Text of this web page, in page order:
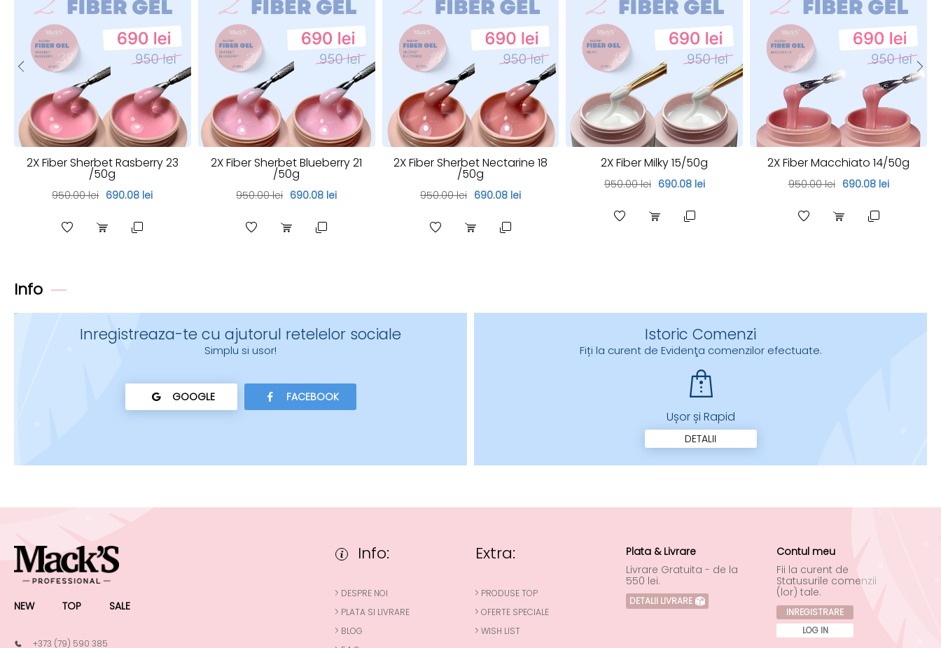
2X Fiber Sherbet Rasberry 23
/50g
950.00 lei 690.08 lei
2X Fiber Sherbet Blueberry 21
/50g
950.00 lei 690.08 lei
2X Fiber Sherbet Nectarine 18
/50g
950.00 lei 690.08 lei
2X Fiber Milky 15/50g
950.00 lei 690.08 lei
2X Fiber Macchiato 14/50g
950.00 lei 690.08 lei
Info
Inregistreaza-te cu ajutorul retelelor sociale
Simplu si usor!
GOOGLE FACEBOOK
Istoric Comenzi
Fiți la curent de Evidenţa comenzilor efectuate.
Ușor și Rapid
DETALII
NEW TOP SALE
+373 (79) 590 385
Info:
DESPRE NOI
PLATA SI LIVRARE
BLOG
Extra:
PRODUSE TOP
OFERTE SPECIALE
WISH LIST
Plata & Livrare
Livrare Gratuita - de la
550 lei.
DETALII LIVRARE
Contul meu
Fii la curent de
Statusurile comenzii
(lor) tale.
INREGISTRARE
LOG IN